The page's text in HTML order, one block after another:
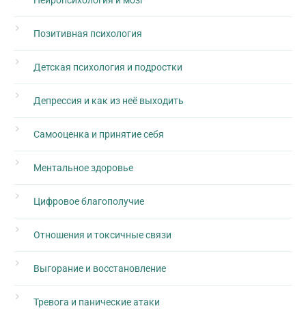
Позитивная психология
Детская психология и подростки
Депрессия и как из неё выходить
Самооценка и принятие себя
Ментальное здоровье
Цифровое благополучие
Отношения и токсичные связи
Выгорание и восстановление
Тревога и панические атаки